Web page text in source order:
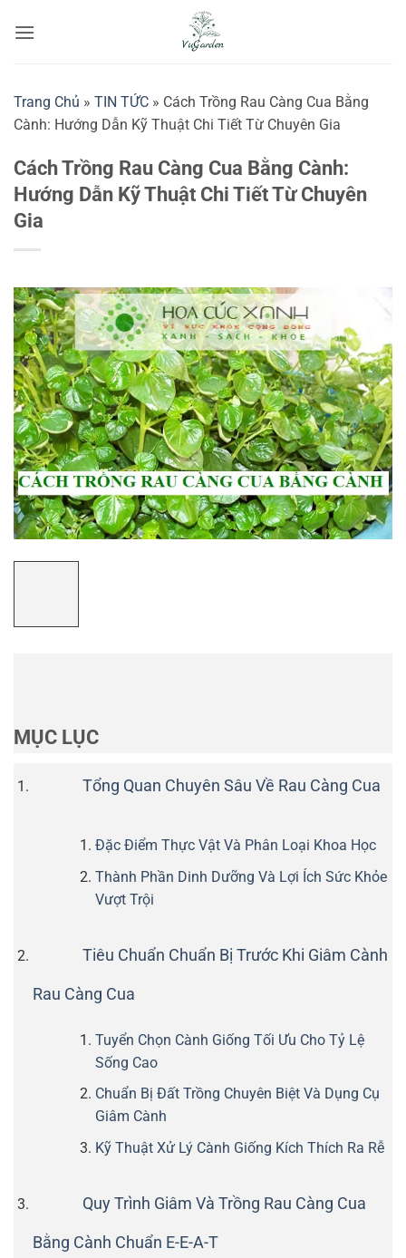
qua
Trang Chủ » TIN TỨC » Cách Trồng Rau Càng Cua Bằng
Cành: Hướng Dẫn Kỹ Thuật Chi Tiết Từ Chuyên Gia
Cách Trồng Rau Càng Cua Bằng Cành:
Hướng Dẫn Kỹ Thuật Chi Tiết Từ Chuyên
Gia
MỤC LỤC
Tổng Quan Chuyên Sâu Về Rau Càng Cua
Đặc Điểm Thực Vật Và Phân Loại Khoa Học
Thành Phần Dinh Dưỡng Và Lợi Ích Sức Khỏe
Vượt Trội
Tiêu Chuẩn Chuẩn Bị Trước Khi Giâm Cành
Rau Càng Cua
Tuyển Chọn Cành Giống Tối Ưu Cho Tỷ Lệ
Sống Cao
Chuẩn Bị Đất Trồng Chuyên Biệt Và Dụng Cụ
Giâm Cành
Kỹ Thuật Xử Lý Cành Giống Kích Thích Ra Rễ
Quy Trình Giâm Và Trồng Rau Càng Cua
Bằng Cành Chuẩn E-E-A-T